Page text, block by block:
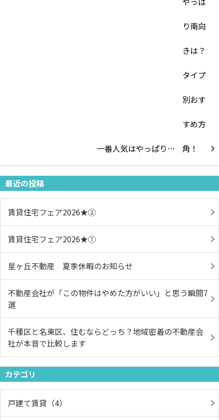
一番人気はやっぱり…
最近の投稿
賃貸住宅フェア2026★➁
賃貸住宅フェア2026★①
星ヶ丘不動産 夏季休暇のお知らせ
不動産会社が「この物件はやめた方がいい」と思う瞬間7
選
千種区と名東区、住むならどっち？地域密着の不動産会
社が本音で比較します
カテゴリ
戸建て賃貸（4）